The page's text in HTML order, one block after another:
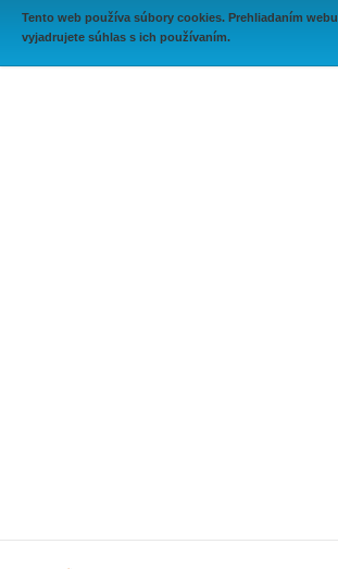
Tento web používa súbory cookies. Prehliadaním webu
vyjadrujete súhlas s ich používaním.